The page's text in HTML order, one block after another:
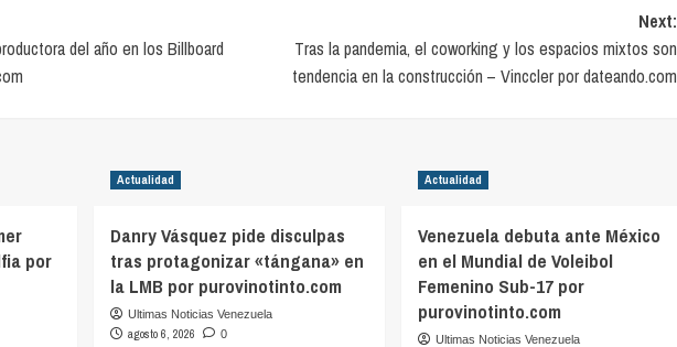
del año en los Billboard
Next:
Tras la pandemia, el coworking y los espacios mixtos son
tendencia en la construcción – Vinccler por dateando.com
por
Actualidad
Danry Vásquez pide disculpas
tras protagonizar «tángana» en
la LMB por purovinotinto.com
Ultimas Noticias Venezuela
agosto 6, 2026 0
Actualidad
Venezuela debuta ante México
en el Mundial de Voleibol
Femenino Sub-17 por
purovinotinto.com
Ultimas Noticias Venezuela